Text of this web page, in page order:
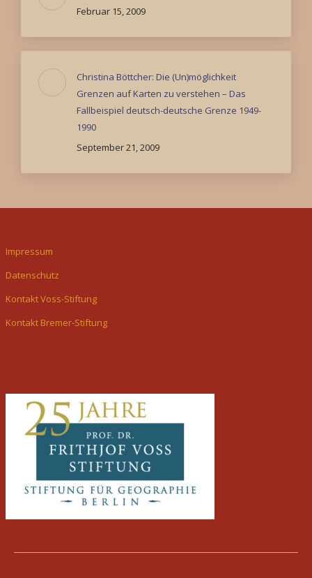
Februar 15, 2009
Christina Böttcher: Die (Un)möglichkeit
Grenzen auf Karten zu verstehen – Das
Fallbeispiel deutsch-deutsche Grenze 1949-
1990
September 21, 2009
Impressum
Datenschutz
Kontakt Voss-Stiftung
Kontakt Bremer-Stiftung